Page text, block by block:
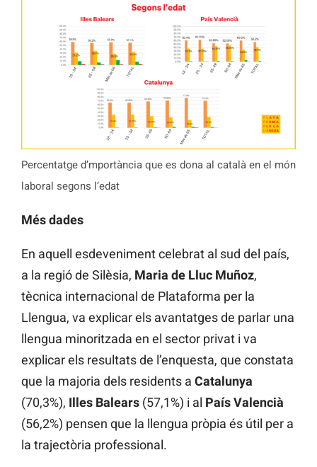
Percentatge d’mportància que es dona al català en el món
laboral segons l’edat
Més dades
En aquell esdeveniment celebrat al sud del país,
a la regió de Silèsia, Maria de Lluc Muñoz,
tècnica internacional de Plataforma per la
Llengua, va explicar els avantatges de parlar una
llengua minoritzada en el sector privat i va
explicar els resultats de l’enquesta, que constata
que la majoria dels residents a Catalunya
(70,3%), Illes Balears (57,1%) i al País Valencià
(56,2%) pensen que la llengua pròpia és útil per a
la trajectòria professional.